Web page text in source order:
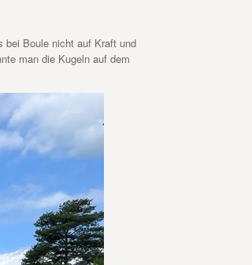
bei Boule nicht auf Kraft und
man die Kugeln auf dem